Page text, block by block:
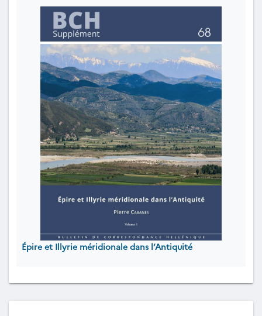
Épire et Illyrie méridionale dans l’Antiquité